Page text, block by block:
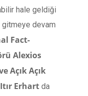
hale geldiği
devam
Fact-
Alexios
Açık Açık
Itır Erhart da